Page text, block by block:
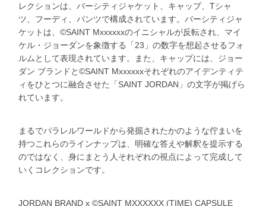
レクションは、バーシティジャケット、キャップ、Tシャ
ツ、フーディ、パンツで構成されています。バーシティジャ
ケットは、©SAINT Mxxxxxxのイニシャルが反転され、マイ
ケル・ジョーダンを象徴する「23」の数字を想起させるフォ
ルムとして表現されています。また、キャップには、ジョー
ダン ブランドと©SAINT Mxxxxxxそれぞれのアイデンティテ
ィをひとつに融合させた「SAINT JORDAN」の文字が掲げら
れています。
まるでパラレルワールドから発掘されたかのような佇まいを
持つこれらのラインナップは、明確な答えや解釈を提示する
のではなく、身にまとう人それぞれの視点によって完成して
いくコレクションです。
JORDAN BRAND x ©SAINT MXXXXXX (TIME) CAPSULE